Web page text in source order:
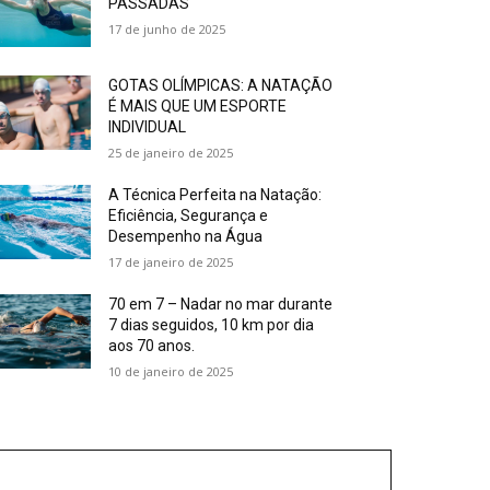
PASSADAS
17 de junho de 2025
GOTAS OLÍMPICAS: A NATAÇÃO
É MAIS QUE UM ESPORTE
INDIVIDUAL
25 de janeiro de 2025
A Técnica Perfeita na Natação:
Eficiência, Segurança e
Desempenho na Água
17 de janeiro de 2025
70 em 7 – Nadar no mar durante
7 dias seguidos, 10 km por dia
aos 70 anos.
10 de janeiro de 2025